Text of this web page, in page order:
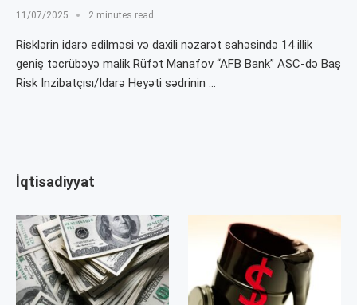
11/07/2025 2 minutes read
Risklərin idarə edilməsi və daxili nəzarət sahəsində 14 illik
geniş təcrübəyə malik Rüfət Manafov “AFB Bank” ASC-də Baş
Risk İnzibatçısı/İdarə Heyəti sədrinin …
İqtisadiyyat